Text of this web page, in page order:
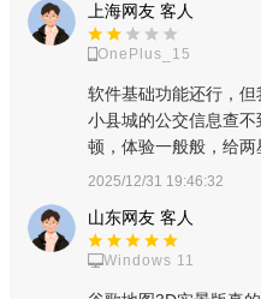
上海网友 客人
OnePlus_15
软件基础功能还行，
小县城的公交信息查
顿，体验一般般，给两
2025/12/31 19:46:32
山东网友 客人
Windows 11